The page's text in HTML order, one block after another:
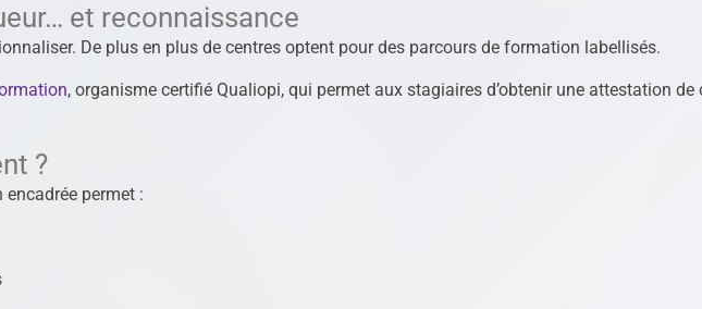
et reconnaissance
De plus en plus de centres optent pour des parcours de formation labellisés.
, organisme certifié Qualiopi, qui permet aux stagiaires d’obtenir une attestation de
?
permet :